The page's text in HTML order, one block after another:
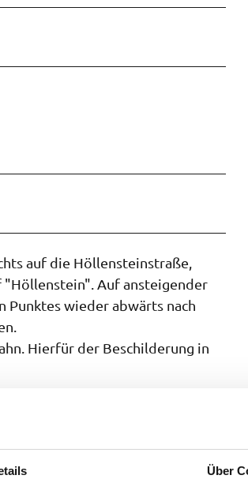
Über
auf die Höllensteinstraße,
"Höllenstein". Auf ansteigender
Punktes wieder abwärts nach
Hierfür der Beschilderung in